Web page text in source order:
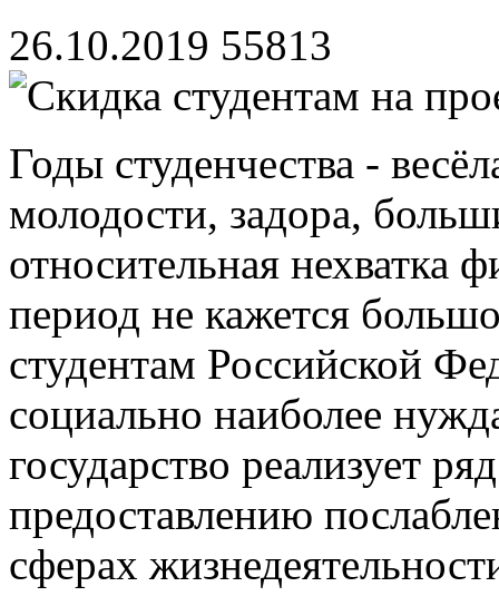
26.10.2019 55813
Годы студенчества -
молодости, задора,
относительная нехватка
период не кажется
студентам Российской
социально наиболее
государство реализует
предоставлению
сферах